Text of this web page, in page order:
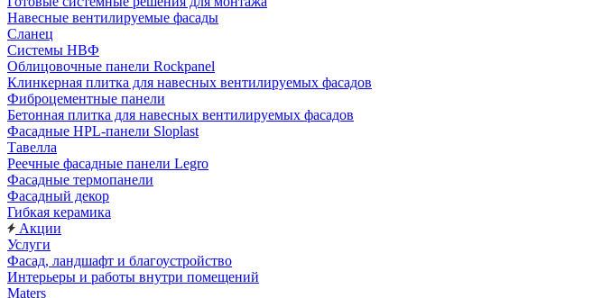
Навесные вентилируемые фасады
Сланец
Системы НВФ
Облицовочные панели Rockpanel
Клинкерная плитка для навесных вентилируемых фасадов
Фиброцементные панели
Бетонная плитка для навесных вентилируемых фасадов
Фасадные HPL-панели Sloplast
Тавелла
Реечные фасадные панели Legro
Фасадные термопанели
Фасадный декор
Гибкая керамика
Акции
Услуги
Фасад, ландшафт и благоустройство
Интерьеры и работы внутри помещений
Maters